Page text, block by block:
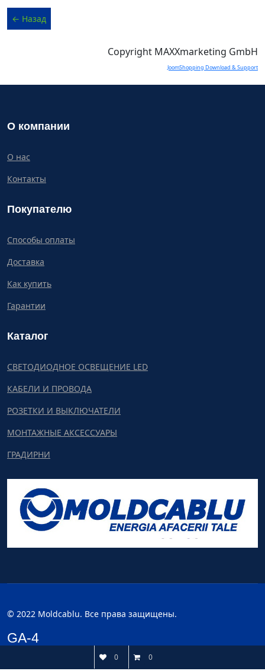
Copyright MAXXmarketing GmbH
JoomShopping Download & Support
О компании
О нас
Контакты
Покупателю
Способы оплаты
Доставка
Как купить
Гарантии
Каталог
СВЕТОДИОДНОЕ ОСВЕЩЕНИЕ LED
КАБЕЛИ И ПРОВОДА
РОЗЕТКИ И ВЫКЛЮЧАТЕЛИ
МОНТАЖНЫЕ АКСЕССУАРЫ
ГРАДИРНИ
© 2022 Moldcablu. Все права защищены.
GA-4
0 0